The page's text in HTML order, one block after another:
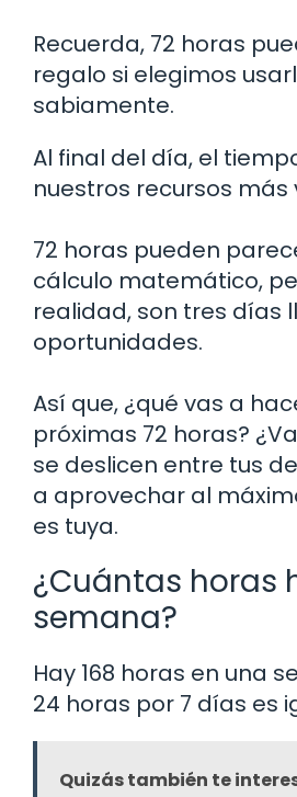
Recuerda, 72 horas
regalo si elegimos
sabiamente.
Al final del día, el
nuestros recursos más
72 horas pueden
cálculo matemático,
realidad, son tres días
oportunidades.
Así que, ¿qué vas a
próximas 72 horas?
se deslicen entre tus
a aprovechar al
es tuya.
¿Cuántas horas
semana?
Hay 168 horas en una
24 horas por 7 días es
Quizás también te